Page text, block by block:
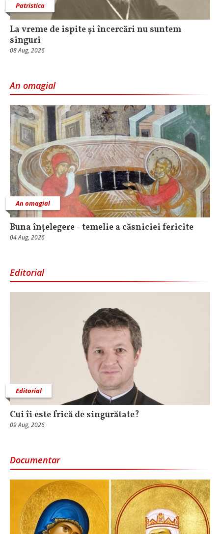
Patristica
La vreme de ispite și încercări nu suntem
singuri
08 Aug, 2026
An omagial
An omagial
Buna înțelegere - temelie a căsniciei fericite
04 Aug, 2026
Editorial
Editorial
Cui îi este frică de singurătate?
09 Aug, 2026
Documentar